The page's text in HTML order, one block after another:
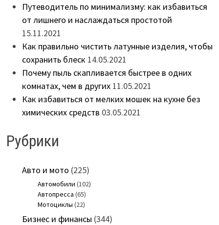
Путеводитель по минимализму: как избавиться
от лишнего и наслаждаться простотой
15.11.2021
Как правильно чистить латунные изделия, чтобы
сохранить блеск 14.05.2021
Почему пыль скапливается быстрее в одних
комнатах, чем в других 11.05.2021
Как избавиться от мелких мошек на кухне без
химических средств 03.05.2021
Рубрики
Авто и мото (225)
Автомобили (102)
Автопресса (65)
Мотоциклы (22)
Бизнес и финансы (344)